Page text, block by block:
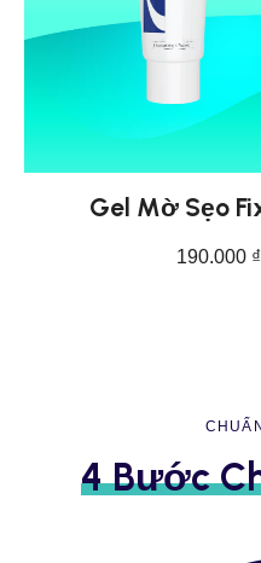
Gel Mờ Sẹo
190.000 ₫
4 Bước